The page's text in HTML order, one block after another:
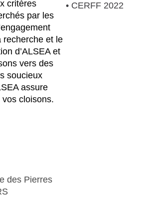
critères
par les
recherche et le
d’ALSEA et
vers des
soucieux
assure
vos cloisons.
des Pierres
• CERFF 2022